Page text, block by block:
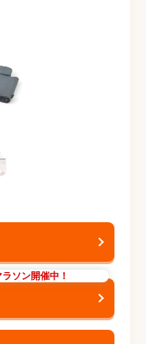
ソン開催中！